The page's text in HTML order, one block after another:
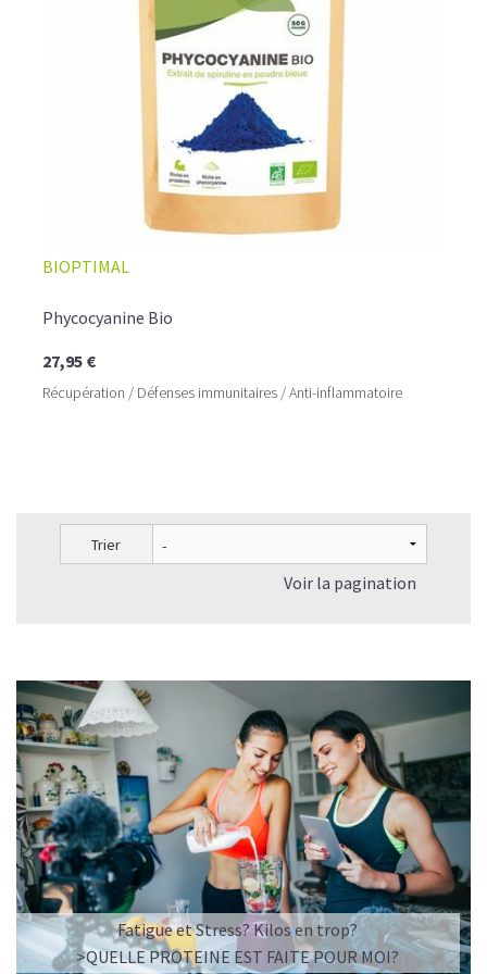
1 cuil. à soupe de sirop d'érable
Mixez jusqu'à obtenir une consistance lisse et
homogène. Versez dans un verre et dégustez
BIOPTIMAL
Phycocyanine Bio
27,95 €
Récupération / Défenses immunitaires / Anti-inflammatoire
Trier
Voir la pagination
Fatigue et Stress? Kilos en trop?
>QUELLE PROTEINE EST FAITE POUR MOI?